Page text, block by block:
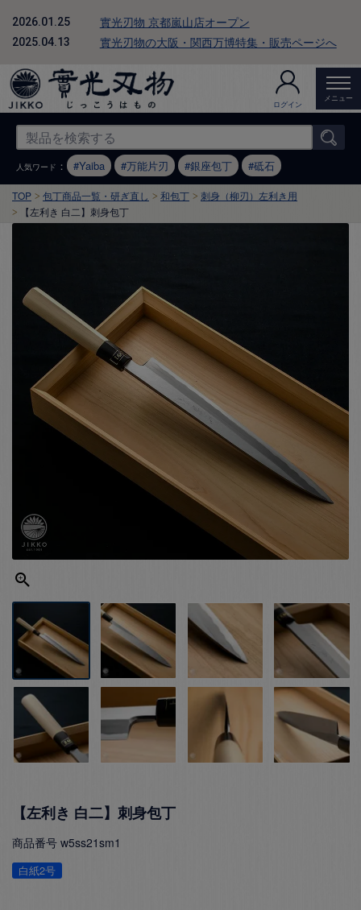
2026.01.25 實光刃物 京都嵐山店オープン
2025.04.13 實光刃物の大阪・関西万博特集・販売ページへ
ログイン
メニュー
人気ワード ： Yaiba 万能片刃 銀座包丁 砥石
TOP 包丁商品一覧・研ぎ直し 和包丁
刺身（柳刃）左利き用
【左利き 白二】刺身包丁
【左利き 白二】刺身包丁
商品番号 w5ss21sm1
白紙2号